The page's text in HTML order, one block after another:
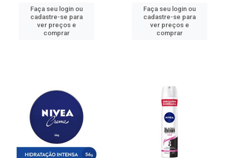
Faça seu login ou
cadastre-se para
ver preços e
comprar
Faça seu login ou
cadastre-se para
ver preços e
comprar